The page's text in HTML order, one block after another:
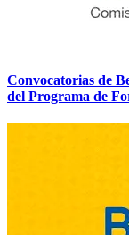
Convocatorias de
del Programa de